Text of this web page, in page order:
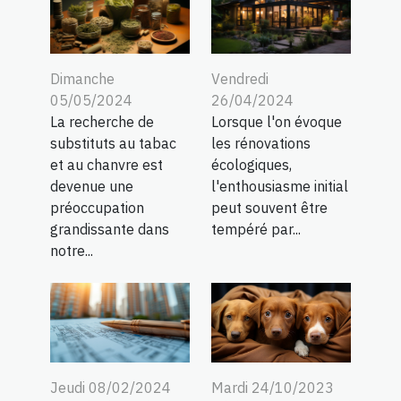
Dimanche
05/05/2024
La recherche de
substituts au tabac
et au chanvre est
devenue une
préoccupation
grandissante dans
notre...
Vendredi
26/04/2024
Lorsque l'on évoque
les rénovations
écologiques,
l'enthousiasme initial
peut souvent être
tempéré par...
Jeudi 08/02/2024
Mardi 24/10/2023